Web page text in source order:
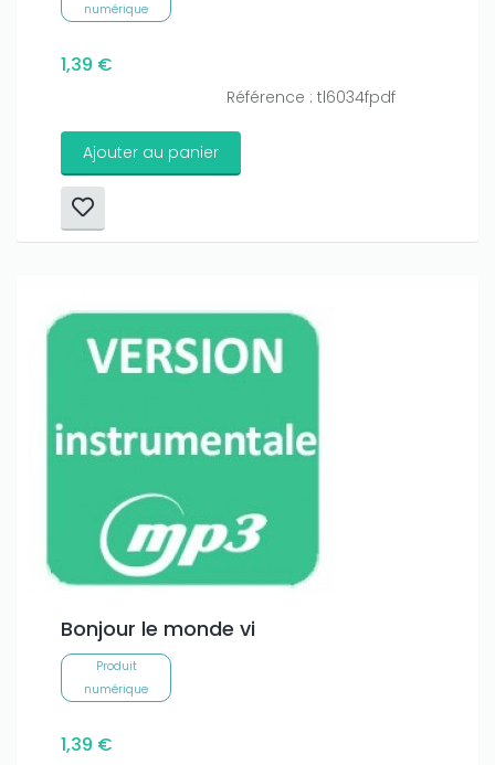
numérique
1,39 €
Référence : tl6034fpdf
Ajouter au panier
Bonjour le monde vi
Produit
numérique
1,39 €